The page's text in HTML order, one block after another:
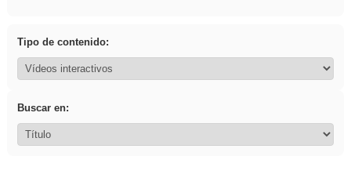
Tipo de contenido:
Buscar en: